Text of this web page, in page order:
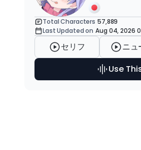
Total Characters 57,889
Last Updated on Aug 04, 2026
セリフ ニュ
Use